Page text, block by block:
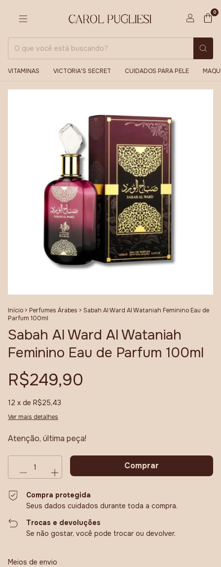
0
VITAMINAS VICTORIA'S SECRET CUIDADOS PARA PELE
Início > Perfumes Árabes > Sabah Al Ward Al Wataniah Feminino Eau de
Parfum 100ml
Sabah Al Ward Al Wataniah
Feminino Eau de Parfum 100ml
R$249,90
12 x de R$25,43
Ver mais detalhes
Atenção, última peça!
Compra protegida
Seus dados cuidados durante toda a compra.
Trocas e devoluções
Se não gostar, você pode trocar ou devolver.
Entregas para o CEP:
Meios de envio